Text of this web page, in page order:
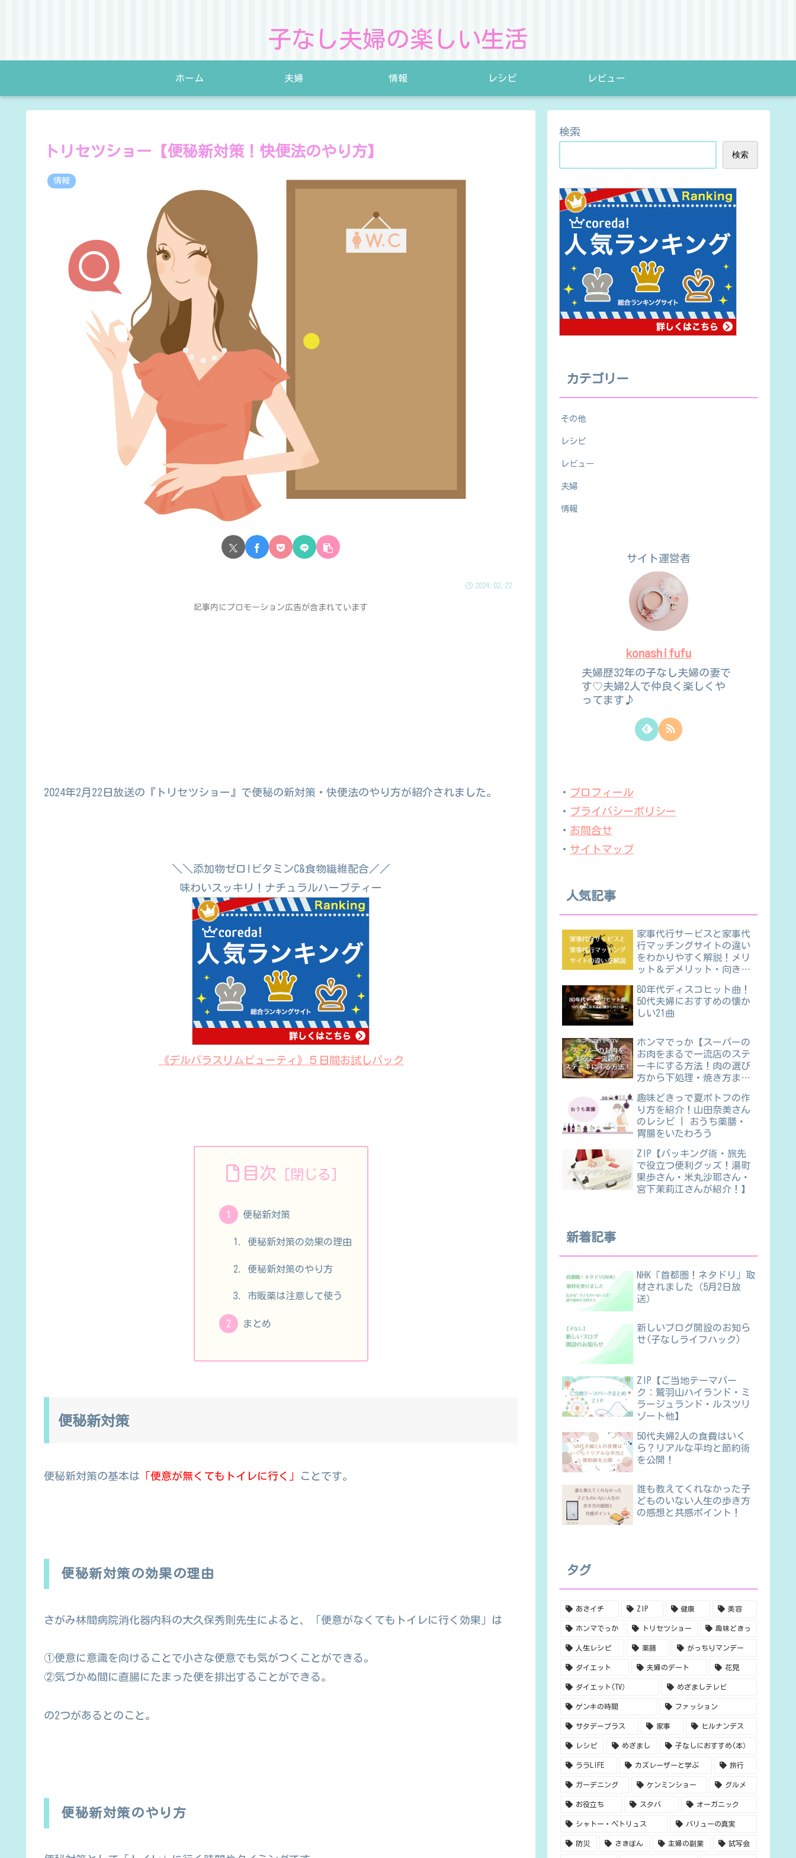
子なし夫婦の楽しい生活
ホーム 夫婦 情報 レシピ レビュー
トリセツショー【便秘新対策！快便法のやり方】
情報
2024.02.22
記事内にプロモーション広告が含まれています
2024年2月22日放送の『トリセツショー』で便秘の新対策・快便法のやり方が紹介されました。
＼＼添加物ゼロ!ビタミンC&食物繊維配合／／
味わいスッキリ！ナチュラルハーブティー
《デルバラスリムビューティ》５日間お試しパック
目次
便秘新対策
便秘新対策の効果の理由
便秘新対策のやり方
市販薬は注意して使う
まとめ
便秘新対策
便秘新対策の基本は 「便意が無くてもトイレに行く」 ことです。
便秘新対策の効果の理由
さがみ林間病院消化器内科の大久保秀則先生によると、「便意がなくてもトイレに行く効果」は
①便意に意識を向けることで小さな便意でも気がつくことができる。
②気づかぬ間に直腸にたまった便を排出することができる。
の2つがあるとのこと。
便秘新対策のやり方
検索
検索
カテゴリー
その他
レシピ
レビュー
夫婦
情報
サイト運営者
konashifufu
夫婦歴32年の子なし夫婦の妻で
す♡夫婦2人で仲良く楽しくや
ってます♪
・ プロフィール
・ プライバシーポリシー
・ お問合せ
・ サイトマップ
人気記事
家事代行サービスと家事代
行マッチングサイトの違い
をわかりやすく解説！メリ
ット＆デメリット・向き不
80年代ディスコヒット曲！
50代夫婦におすすめの懐か
しい21曲
ホンマでっか【スーパーの
お肉をまるで一流店のステ
ーキにする方法！肉の選び
方から下処理・焼き方ま
趣味どきっで夏ポトフの作
り方を紹介！山田奈美さん
のレシピ | おうち薬膳・
胃腸をいたわろう
ZIP【パッキング術・旅先
で役立つ便利グッズ！湯町
果歩さん・米丸沙耶さん・
宮下茉莉江さんが紹介！】
新着記事
NHK「首都圏！ネタドリ」取
材されました（5月2日放
送）
新しいブログ開設のお知ら
せ(子なしライフハック)
ZIP【ご当地テーマパー
ク：鷲羽山ハイランド・ミ
ラージュランド・ルスツリ
ゾート他】
50代夫婦2人の食費はいく
ら？リアルな平均と節約術
を公開！
誰も教えてくれなかった子
どものいない人生の歩き方
の感想と共感ポイント！
タグ
あさイチ ZIP 健康 美容
ホンマでっか トリセツショー 趣味どきっ
人生レシピ 薬膳 がっちりマンデー
ダイエット 夫婦のデート 花見
ダイエット(TV） めざましテレビ
ゲンキの時間 ファッション
サタデープラス 家事 ヒルナンデス
レシピ めざまし 子なしにおすすめ(本）
ララLIFE カズレーザーと学ぶ 旅行
ガーデニング ケンミンショー グルメ
お役立ち スタバ オーガニック
シャトー・ペトリュス バリューの真実
防災 さきぽん 主婦の副業 試写会